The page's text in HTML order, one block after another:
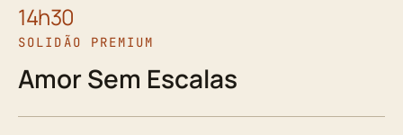
14h30
SOLIDÃO PREMIUM
Amor Sem Escalas